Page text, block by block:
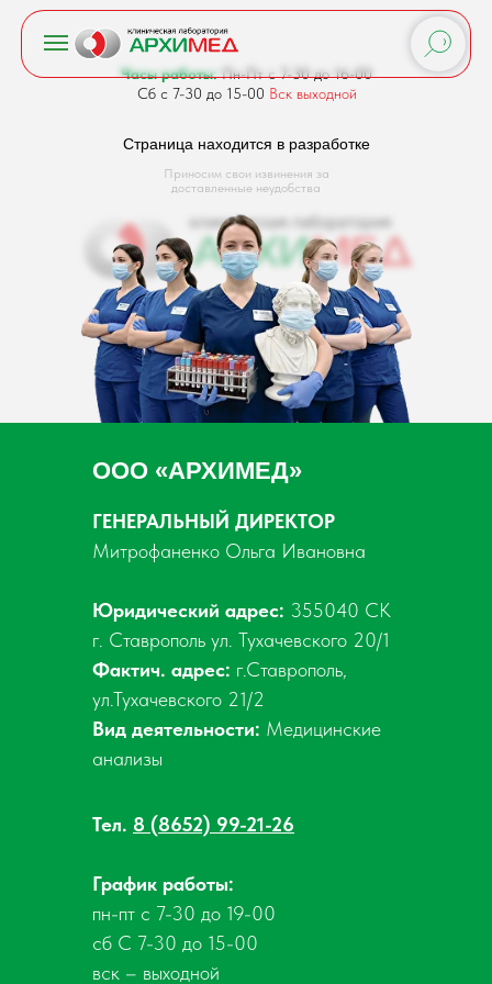
Часы работы:Пн-Пт с 7-30 до 16-00
Сб с 7-30 до 15-00 Вск выходной
Страница находится в разработке
Приносим свои извинения за
доставленные неудобства
ГЕНЕРАЛЬНЫЙ ДИРЕКТОР
Митрофаненко Ольга Ивановна
Юридический адрес: 355040 СК
г. Ставрополь ул. Тухачевского 20/1
Фактич. адрес: г.Ставрополь,
ул.Тухачевского 21/2
Вид деятельности: Медицинские
анализы
Тел. 8 (8652) 99-21-26
График работы:
пн-пт с 7-30 до 19-00
сб С 7-30 до 15-00
вск – выходной
ООО «АРХИМЕД»